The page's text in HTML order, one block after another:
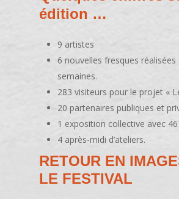
édition …
9 artistes
6 nouvelles fresques réalisées
semaines.
283visiteurs pour le projet «
20 partenaires publiques et
1 exposition collective avec
4 après-midi d’ateliers.
RETOUR EN
LE FESTIVAL